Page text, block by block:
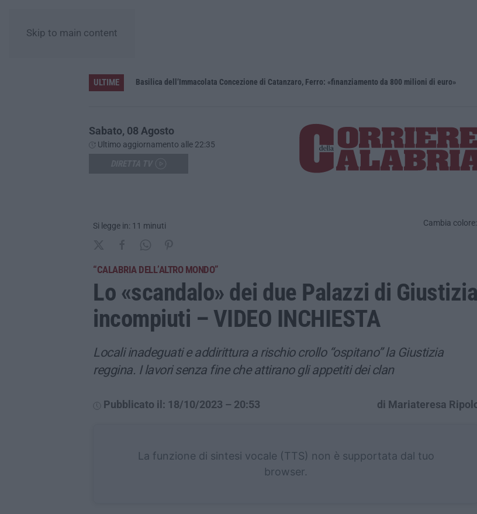
Skip to main content
ULTIME Basilica dell’Immacolata Concezione di Catanzaro, Ferro: «finanziamento da 800 milioni di euro»
Sabato, 08 Agosto
Ultimo aggiornamento alle 22:35
Si legge in: 11 minuti Cambia colore:
“CALABRIA DELL’ALTRO MONDO”
Lo «scandalo» dei due Palazzi di Giustizia
incompiuti – VIDEO INCHIESTA
Locali inadeguati e addirittura a rischio crollo “ospitano” la Giustizia
reggina. I lavori senza fine che attirano gli appetiti dei clan
Pubblicato il: 18/10/2023 – 20:53 di Mariateresa
La funzione di sintesi vocale (TTS) non è supportata dal tuo
browser.